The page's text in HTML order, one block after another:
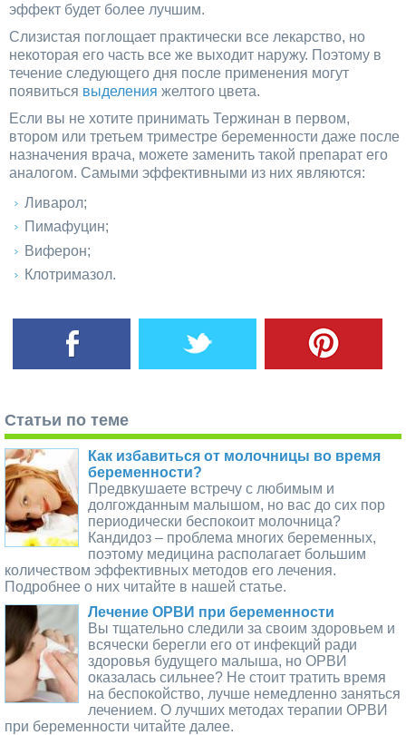
эффект будет более лучшим.
Слизистая поглощает практически все лекарство, но
некоторая его часть все же выходит наружу. Поэтому в
течение следующего дня после применения могут
появиться выделения желтого цвета.
Если вы не хотите принимать Тержинан в первом,
втором или третьем триместре беременности даже после
назначения врача, можете заменить такой препарат его
аналогом. Самыми эффективными из них являются:
Ливарол;
Пимафуцин;
Виферон;
Клотримазол.
Статьи по теме
Как избавиться от молочницы во время
беременности?
Предвкушаете встречу с любимым и
долгожданным малышом, но вас до сих пор
периодически беспокоит молочница?
Кандидоз – проблема многих беременных,
поэтому медицина располагает большим
количеством эффективных методов его лечения.
Подробнее о них читайте в нашей статье.
Лечение ОРВИ при беременности
Вы тщательно следили за своим здоровьем и
всячески берегли его от инфекций ради
здоровья будущего малыша, но ОРВИ
оказалась сильнее? Не стоит тратить время
на беспокойство, лучше немедленно заняться
лечением. О лучших методах терапии ОРВИ
при беременности читайте далее.